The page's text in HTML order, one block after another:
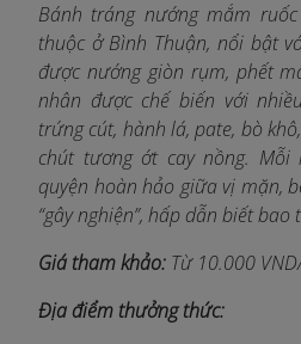
Bánh tráng nướng mắm
thuộc ở Bình Thuận, nổi bật
được nướng giòn rụm, phết
nhân được chế biến với
trứng cút, hành lá, pate, bò
chút tương ớt cay nồng.
quyện hoàn hảo giữa vị mặn,
“gây nghiện”, hấp dẫn biết bao
Giá tham khảo: Từ 10.000
Địa điểm thưởng thức: